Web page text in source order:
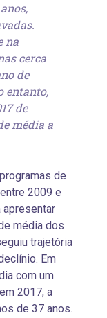
na
cerca
de
entanto,
de
média a
de
2009 e
apresentar
média dos
trajetória
Em
com um
2017, a
de 37 anos.